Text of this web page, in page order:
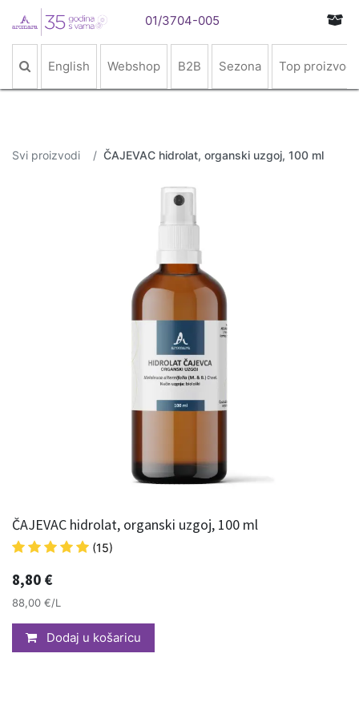
01/3704-005
English Webshop B2B Sezona Top proizvodi
Svi proizvodi ČAJEVAC hidrolat, organski uzgoj, 100 ml
ČAJEVAC hidrolat, organski uzgoj, 100 ml
(15)
8,80 €
88,00 €/L
Dodaj u košaricu